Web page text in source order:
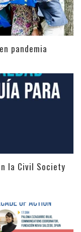
pandemia
la Civil Society